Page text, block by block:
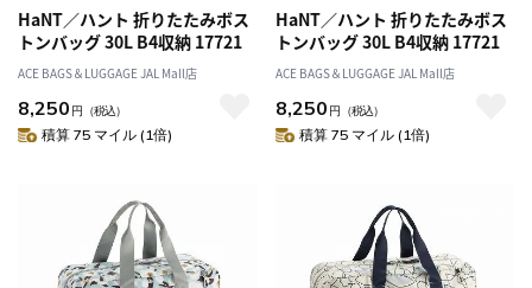
HaNT／ハント 折りたたみボス
トンバッグ 30L B4収納 17721
ACE BAGS＆LUGGAGE JAL Mall店
8,250 円 （税込）
積算 75 マイル (1倍)
HaNT／ハント 折りたたみボス
トンバッグ 30L B4収納 17721
ACE BAGS＆LUGGAGE JAL Mall店
8,250 円 （税込）
積算 75 マイル (1倍)